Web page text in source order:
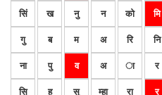
सिं ख नु न को मि
गु ब म अ रि नि
ना पु व अ ा र
सि हु सु म्हा रा र